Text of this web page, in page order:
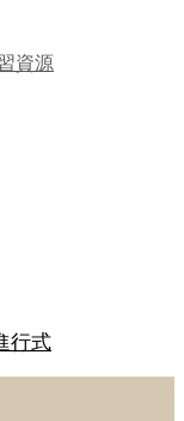
資源
行式